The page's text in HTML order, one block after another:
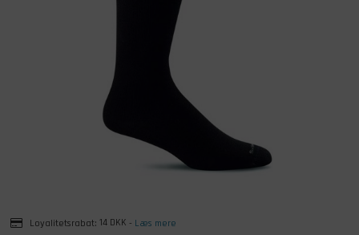
Loyalitetsrabat: 14 DKK - Læs mere